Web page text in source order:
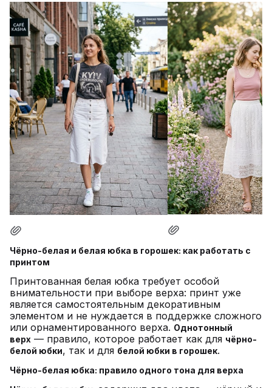
Чёрно-белая и белая юбка в горошек: как работать с
принтом
Принтованная белая юбка требует особой
внимательности при выборе верха: принт уже
является самостоятельным декоративным
элементом и не нуждается в поддержке сложного
или орнаментированного верха. Однотонный
верх — правило, которое работает как для чёрно-
белой юбки, так и для белой юбки в горошек.
Чёрно-белая юбка: правило одного тона для верха